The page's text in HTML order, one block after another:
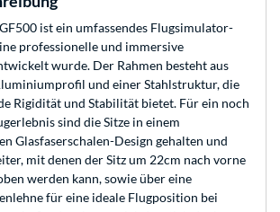
ist ein umfassendes Flugsimulator-
professionelle und immersive
wurde. Der Rahmen besteht aus
und einer Stahlstruktur, die
Rigidität und Stabilität bietet. Für ein noch
sind die Sitze in einem
Glasfaserschalen-Design gehalten und
mit denen der Sitz um 22cm nach vorne
werden kann, sowie über eine
für eine ideale Flugposition bei